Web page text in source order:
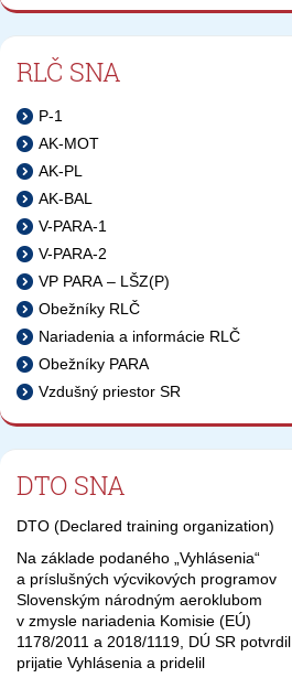
RLČ SNA
P-1
AK-MOT
AK-PL
AK-BAL
V-PARA-1
V-PARA-2
VP PARA – LŠZ(P)
Obežníky RLČ
Nariadenia a informácie RLČ
Obežníky PARA
Vzdušný priestor SR
DTO SNA
DTO (Declared training organization)
Na základe podaného „Vyhlásenia“
a príslušných výcvikových programov
Slovenským národným aeroklubom
v zmysle nariadenia Komisie (EÚ)
1178/2011 a 2018/1119, DÚ SR potvrdil
prijatie Vyhlásenia a pridelil